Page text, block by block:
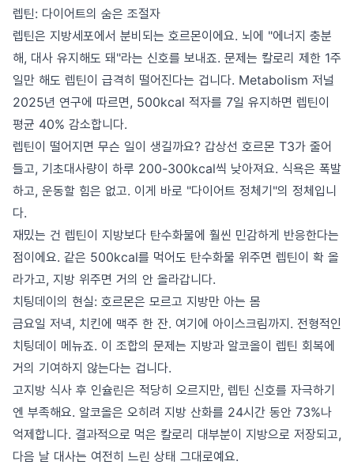
렙틴: 다이어트의 숨은 조절자
렙틴은 지방세포에서 분비되는 호르몬이에요. 뇌에 "에너지 충분
해, 대사 유지해도 돼"라는 신호를 보내죠. 문제는 칼로리 제한 1주
일만 해도 렙틴이 급격히 떨어진다는 겁니다. Metabolism 저널
2025년 연구에 따르면, 500kcal 적자를 7일 유지하면 렙틴이
평균 40% 감소합니다.
렙틴이 떨어지면 무슨 일이 생길까요? 갑상선 호르몬 T3가 줄어
들고, 기초대사량이 하루 200-300kcal씩 낮아져요. 식욕은 폭발
하고, 운동할 힘은 없고. 이게 바로 "다이어트 정체기"의 정체입니
다.
재밌는 건 렙틴이 지방보다 탄수화물에 훨씬 민감하게 반응한다는
점이에요. 같은 500kcal를 먹어도 탄수화물 위주면 렙틴이 확 올
라가고, 지방 위주면 거의 안 올라갑니다.
치팅데이의 현실: 호르몬은 모르고 지방만 아는 몸
금요일 저녁, 치킨에 맥주 한 잔. 여기에 아이스크림까지. 전형적인
치팅데이 메뉴죠. 이 조합의 문제는 지방과 알코올이 렙틴 회복에
거의 기여하지 않는다는 겁니다.
고지방 식사 후 인슐린은 적당히 오르지만, 렙틴 신호를 자극하기
엔 부족해요. 알코올은 오히려 지방 산화를 24시간 동안 73%나
억제합니다. 결과적으로 먹은 칼로리 대부분이 지방으로 저장되고,
다음 날 대사는 여전히 느린 상태 그대로예요.